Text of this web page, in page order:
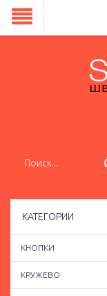
КАТЕГОРИИ
КНОПКИ
КРУЖЕВО